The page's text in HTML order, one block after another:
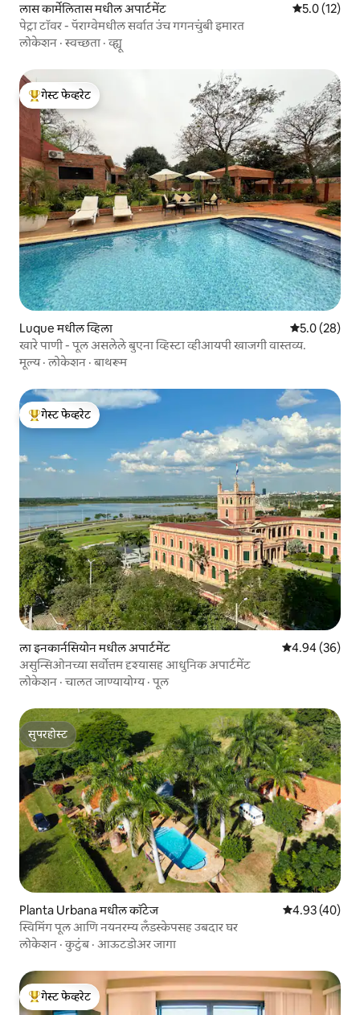
लास कार्मेलितास मधील अपार्टमेंट 5 पैकी 5.0
5.0 (12)
पेट्रा टॉवर - पॅराग्वेमधील सर्वात उंच गगनचुंबी इमारत
लोकेशन ·स्वच्छता ·व्ह्यू
टॉप गेस्ट फेव्हरेट
गेस्ट फेव्हरेट
Luque मधील व्हिला 5 पैकी 5.0
5.0 (28)
खारे पाणी - पूल असलेले बुएना व्हिस्टा व्हीआयपी खाजगी वास्तव्य.
मूल्य·लोकेशन ·बाथरूम
टॉप गेस्ट फेव्हरेट
गेस्ट फेव्हरेट
ला इनकार्नसियोन मधील अपार्टमेंट 5 पैकी 4.94
4.94 (36)
असुन्सिओनच्या सर्वोत्तम दृश्यासह आधुनिक अपार्टमेंट
लोकेशन ·चालत जाण्यायोग्य·पूल
सुपरहोस्ट
सुपरहोस्ट
Planta Urbana मधील कॉटेज 5 पैकी 4.93
4.93 (40)
स्विमिंग पूल आणि नयनरम्य लँडस्केपसह उबदार घर
लोकेशन ·कुटुंब· आऊटडोअर जागा
टॉप गेस्ट फेव्हरेट
गेस्ट फेव्हरेट